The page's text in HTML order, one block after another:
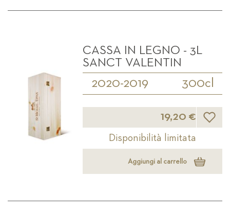
CASSA IN LEGNO - 3L
SANCT VALENTIN
2020-2019 300cl
19,20 € Lista
Disponibilità limitata
Aggiungi al carrello